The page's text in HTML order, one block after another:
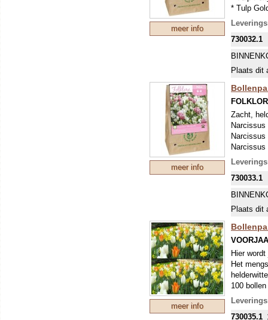
meer info
* Tulp
* Tulp
* Tulp
* Hyacint
Of
730032.1
Plaats dit
meer info
Zacht,
Narcissus
Narcissus
Tulipa
Tulipa
Tulipa
(Of
730033.1
Plaats dit
meer info
Hier
Het
100
730035.1